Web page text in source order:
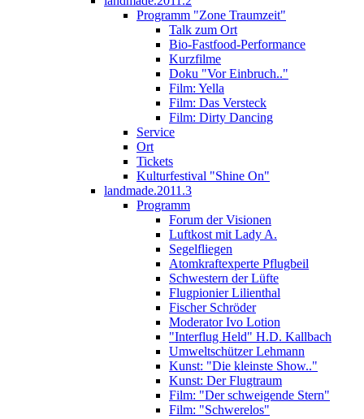
Programm "Zone Traumzeit"
Talk zum Ort
Bio-Fastfood-Performance
Kurzfilme
Doku "Vor Einbruch.."
Film: Yella
Film: Das Versteck
Film: Dirty Dancing
Service
Ort
Tickets
Kulturfestival "Shine On"
landmade.2011.3
Programm
Forum der Visionen
Luftkost mit Lady A.
Segelfliegen
Atomkraftexperte Pflugbeil
Schwestern der Lüfte
Flugpionier Lilienthal
Fischer Schröder
Moderator Ivo Lotion
"Interflug Held" H.D. Kallbach
Umweltschützer Lehmann
Kunst: "Die kleinste Show.."
Kunst: Der Flugtraum
Film: "Der schweigende Stern"
Film: "Schwerelos"